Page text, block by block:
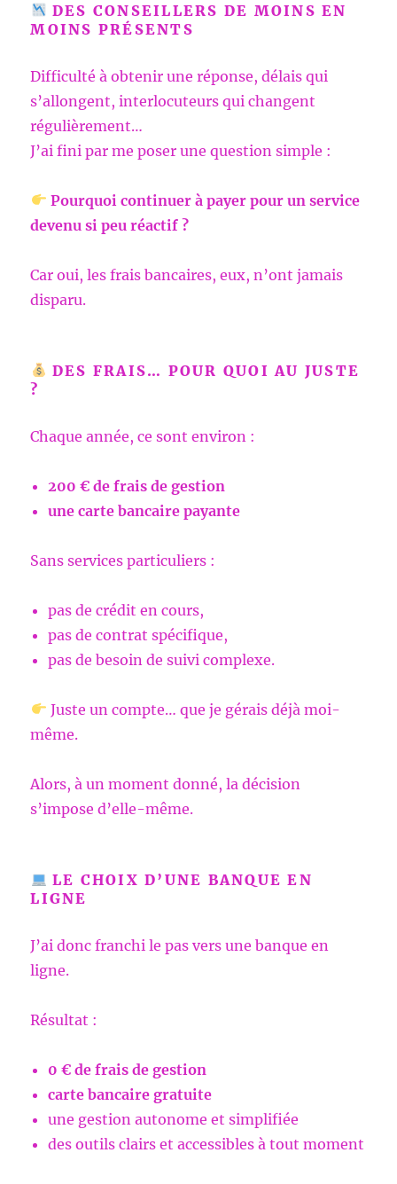
DES CONSEILLERS DE MOINS EN
MOINS PRÉSENTS
Difficulté à obtenir une réponse, délais qui
s’allongent, interlocuteurs qui changent
régulièrement…
J’ai fini par me poser une question simple :
Pourquoi continuer à payer pour un service
devenu si peu réactif ?
Car oui, les frais bancaires, eux, n’ont jamais
disparu.
DES FRAIS… POUR QUOI AU JUSTE
?
Chaque année, ce sont environ :
200 € de frais de gestion
une carte bancaire payante
Sans services particuliers :
pas de crédit en cours,
pas de contrat spécifique,
pas de besoin de suivi complexe.
Juste un compte… que je gérais déjà moi-
même.
Alors, à un moment donné, la décision
s’impose d’elle-même.
LE CHOIX D’UNE BANQUE EN
LIGNE
J’ai donc franchi le pas vers une banque en
ligne.
Résultat :
0 € de frais de gestion
carte bancaire gratuite
une gestion autonome et simplifiée
des outils clairs et accessibles à tout moment